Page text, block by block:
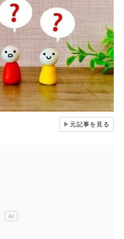
▶元記事を見る